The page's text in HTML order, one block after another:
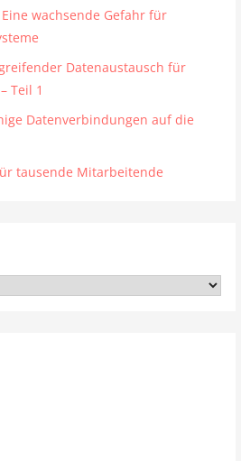
wachsende Gefahr für
Datenaustausch für
Teil 1
Datenverbindungen auf die
tausende Mitarbeitende